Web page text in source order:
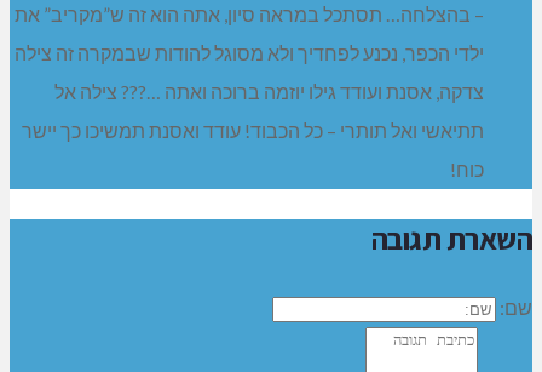
– בהצלחה… תסתכל במראה סיון, אתה הוא זה ש”מקריב” את
ילדי הכפר, נכנע לפחדיך ולא מסוגל להודות שבמקרה זה צילה
צדקה, אסנת ועודד גילו יוזמה ברוכה ואתה …??? צילה אל
תתיאשי ואל תותרי – כל הכבוד! עודד ואסנת תמשיכו כך יישר
כוח!
השארת תגובה
שם: